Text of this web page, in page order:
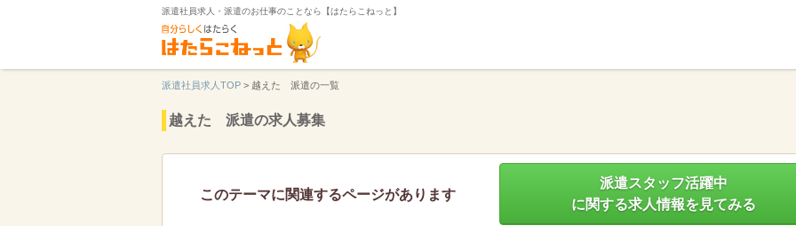
派遣社員求人・派遣のお仕事のことなら【はたらこねっと】
派遣社員求人TOP > 越えた 派遣の一覧
越えた 派遣の求人募集
このテーマに関連するページがあります
派遣スタッフ活躍中
に関する求人情報を見てみる